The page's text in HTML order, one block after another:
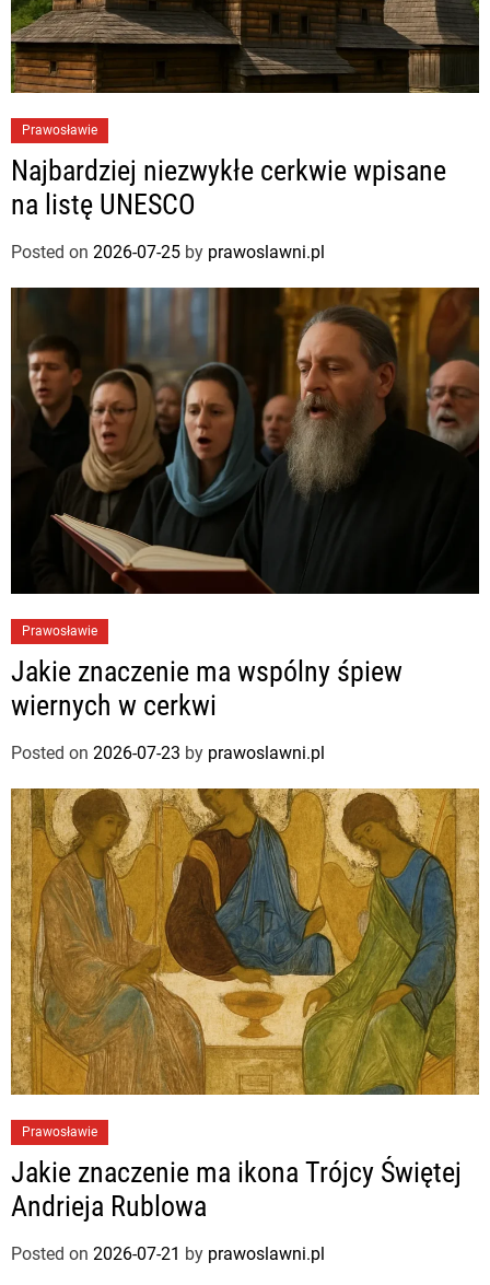
Prawosławie
Najbardziej niezwykłe cerkwie wpisane
na listę UNESCO
Posted on 2026-07-25 by prawoslawni.pl
Prawosławie
Jakie znaczenie ma wspólny śpiew
wiernych w cerkwi
Posted on 2026-07-23 by prawoslawni.pl
Prawosławie
Jakie znaczenie ma ikona Trójcy Świętej
Andrieja Rublowa
Posted on 2026-07-21 by prawoslawni.pl